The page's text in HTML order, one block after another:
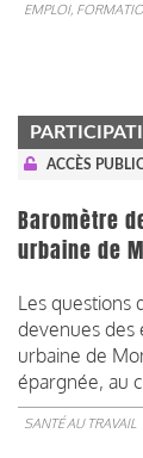
EMPLOI,
ACCÈS
Baromètre
urbaine de
Les questions
devenues des
urbaine de
épargnée, au
SANTÉ AU TRAVAIL